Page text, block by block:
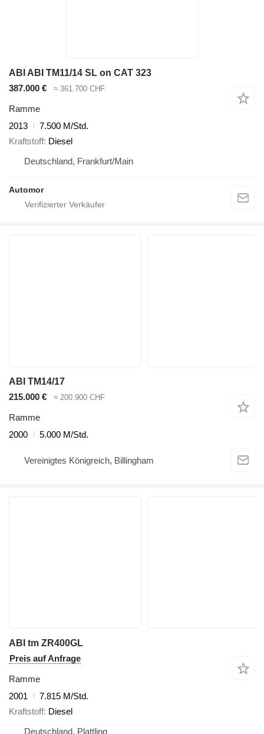
ABI ABI TM11/14 SL on CAT 323
387.000 €
≈ 361.700 CHF
Ramme
2013
7.500 M/Std.
Kraftstoff Diesel
Deutschland, Frankfurt/Main
Automor
ABI TM14/17
215.000 €
≈ 200.900 CHF
Ramme
2000
5.000 M/Std.
Vereinigtes Königreich, Billingham
ABI tm ZR400GL
Preis auf Anfrage
Ramme
2001
7.815 M/Std.
Kraftstoff Diesel
Deutschland, Plattling